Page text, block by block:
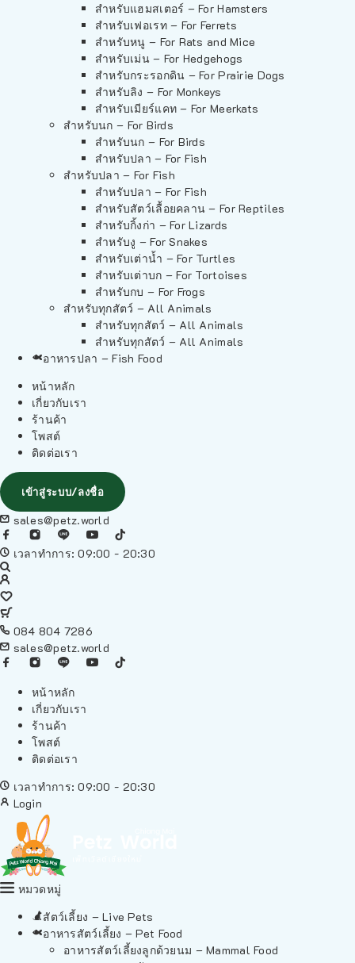
สำหรับแฮมสเตอร์ – For Hamsters
สำหรับเฟอเรท – For Ferrets
สำหรับหนู – For Rats and Mice
สำหรับเม่น – For Hedgehogs
สำหรับกระรอกดิน – For Prairie Dogs
สำหรับลิง – For Monkeys
สำหรับเมียร์แคท – For Meerkats
สำหรับนก – For Birds
สำหรับนก – For Birds
สำหรับปลา – For Fish
สำหรับปลา – For Fish
สำหรับปลา – For Fish
สำหรับสัตว์เลื้อยคลาน – For Reptiles
สำหรับกิ้งก่า – For Lizards
สำหรับงู – For Snakes
สำหรับเต่าน้ำ – For Turtles
สำหรับเต่าบก – For Tortoises
สำหรับกบ – For Frogs
สำหรับทุกสัตว์ – All Animals
สำหรับทุกสัตว์ – All Animals
สำหรับทุกสัตว์ – All Animals
อาหารปลา – Fish Food
หน้าหลัก
เกี่ยวกับเรา
ร้านค้า
โพสต์
ติดต่อเรา
เข้าสู่ระบบ/ลงชื่อ
sales@petz.world
เวลาทำการ: 09:00 - 20:30
084 804 7286
sales@petz.world
หน้าหลัก
เกี่ยวกับเรา
ร้านค้า
โพสต์
ติดต่อเรา
เวลาทำการ: 09:00 - 20:30
Login
หมวดหมู่
สัตว์เลี้ยง – Live Pets
อาหารสัตว์เลี้ยง – Pet Food
อาหารสัตว์เลี้ยงลูกด้วยนม – Mammal Food